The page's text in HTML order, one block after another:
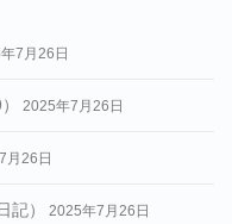
7月26日
2025年7月26日
月26日
） 2025年7月26日